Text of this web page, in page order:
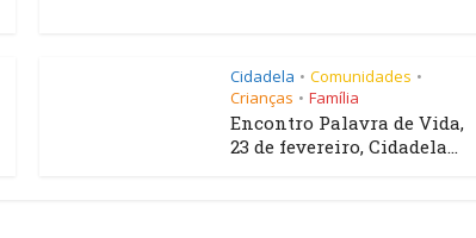
Cidadela • Comunidades •
Crianças • Família
Encontro Palavra de Vida,
23 de fevereiro, Cidadela...